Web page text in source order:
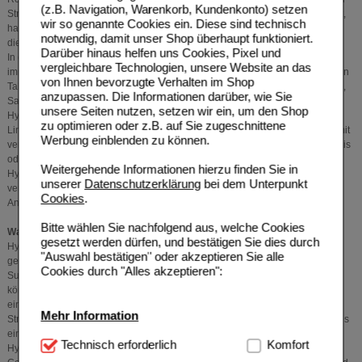
(z.B. Navigation, Warenkorb, Kundenkonto) setzen
wir so genannte Cookies ein. Diese sind technisch
notwendig, damit unser Shop überhaupt funktioniert.
Darüber hinaus helfen uns Cookies, Pixel und
vergleichbare Technologien, unsere Website an das
von Ihnen bevorzugte Verhalten im Shop
anzupassen. Die Informationen darüber, wie Sie
unsere Seiten nutzen, setzen wir ein, um den Shop
zu optimieren oder z.B. auf Sie zugeschnittene
Werbung einblenden zu können.
Weitergehende Informationen hierzu finden Sie in
unserer Datenschutzerklärungbei dem Unterpunkt
Cookies.
Bitte wählen Sie nachfolgend aus, welche Cookies
gesetzt werden dürfen, und bestätigen Sie dies durch
"Auswahl bestätigen" oder akzeptieren Sie alle
Cookies durch "Alles akzeptieren":
Mehr Information
Technisch Notwendig:Hierbei handelt es sich um
Technisch erforderlich Komfort
Stressreaktionen im Körper spielen. Hydrocortison, auch als Kortisol bekannt,
hat eine Vielzahl von Funktionen, darunter die Steuerung des Stoffwechsels,
die Regulierung des Blutdrucks und die Modulation des Immunsystems.
In der Medizin wird Hydrocortison häufig als entzündungshemmendes und
immunsuppressives Mittel verwendet. Es wird sowohl systemisch (in Form von
Tabletten, Injektionen oder Infusionen) als auch topisch (in Form von Cremes,
Salben, Gels oder Sprays) angewendet. Bei der topischen Anwendung wird
Hydrocortison direkt auf die betroffene Haut aufgetragen und hilft bei der
Linderung von Symptomen wie Juckreiz, Rötungen und Schwellungen, die mit
verschiedenen entzündlichen Hauterkrankungen wie Ekzemen, Neurodermitis
oder Psoriasis einhergehen.
Hydrocortison ist in der topischen Anwendung in der Regel sicher und gut
verträglich, insbesondere bei niedrigeren Konzentrationen und begrenzter
Anwendungsdauer.
Was ist der Unterschied zwischen Hydrocortison und Cortison?
Hydrocortison wird landläufig auch als Cortison bezeichnet (was genau
genommen nicht stimmt). Hydrocortison und Cortison sind eng verwandte
Substanzen, die beide zur Gruppe der Glukokortikoide gehören. Sie sind
körpereigene Hormone, die in der Nebennierenrinde produziert werden und
eine wichtige Rolle bei Entzündungsreaktionen, Immunantworten und
Stressreaktionen spielen. Trotz ihrer ähnlichen Namen und Funktionen gibt es
einige Unterschiede zwischen den beiden:
Hydrocortison ist das aktive Hormon, das direkt vom Körper verwendet wird.